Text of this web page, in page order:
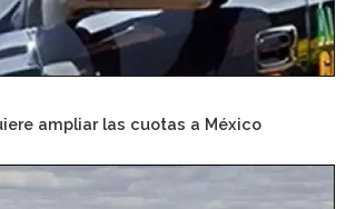
ampliar las cuotas a México